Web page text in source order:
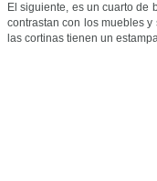
El siguiente, es un cuarto
contrastan con los muebles
las cortinas tienen un